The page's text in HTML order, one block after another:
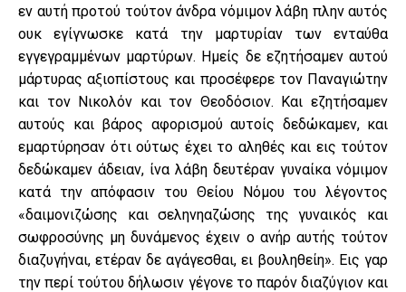
εν αυτή προτού τούτον άνδρα νόμιμον λάβη πλην αυτός
ουκ εγίγνωσκε κατά την μαρτυρίαν των ενταύθα
εγγεγραμμένων μαρτύρων. Ημείς δε εζητήσαμεν αυτού
μάρτυρας αξιοπίστους και προσέφερε τον Παναγιώτην
και τον Νικολόν και τον Θεοδόσιον. Και εζητήσαμεν
αυτούς και βάρος αφορισμού αυτοίς δεδώκαμεν, και
εμαρτύρησαν ότι ούτως έχει το αληθές και εις τούτον
δεδώκαμεν άδειαν, ίνα λάβη δευτέραν γυναίκα νόμιμον
κατά την απόφασιν του Θείου Νόμου του λέγοντος
«δαιμονιζώσης και σεληνηαζώσης της γυναικός και
σωφροσύνης μη δυνάμενος έχειν ο ανήρ αυτής τούτον
διαζυγήναι, ετέραν δε αγάγεσθαι, ει βουληθείη». Εις γαρ
την περί τούτου δήλωσιν γέγονε το παρόν διαζύγιον και